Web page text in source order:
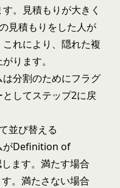
。見積もりが大きく
見積もりをした人が
れにより、隠れた複
ります。
分割のためにフラグ
してステップ2に戻
並び替える
がDefinition of
ます。満たす場合
。満たさない場合